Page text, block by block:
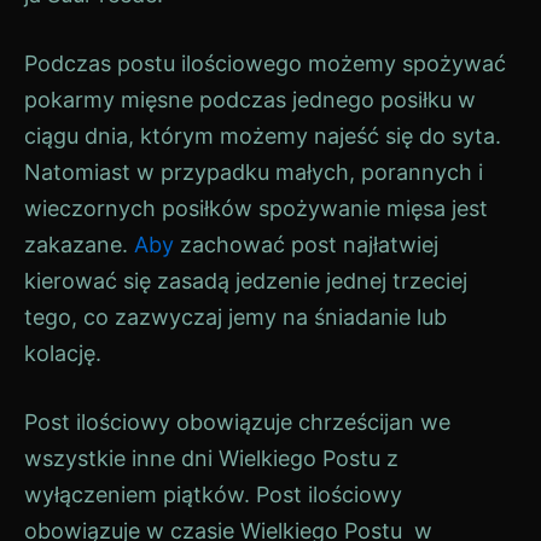
Podczas postu ilościowego możemy spożywać
pokarmy mięsne podczas jednego posiłku w
ciągu dnia, którym możemy najeść się do syta.
Natomiast w przypadku małych, porannych i
wieczornych posiłków spożywanie mięsa jest
zakazane. Aby zachować post najłatwiej
kierować się zasadą jedzenie jednej trzeciej
tego, co zazwyczaj jemy na śniadanie lub
kolację.
Post ilościowy obowiązuje chrześcijan we
wszystkie inne dni Wielkiego Postu z
wyłączeniem piątków. Post ilościowy
obowiązuje w czasie Wielkiego Postu w